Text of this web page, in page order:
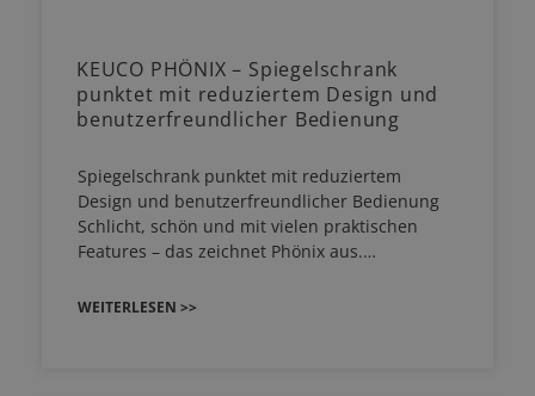
KEUCO PHÖNIX – Spiegelschrank
punktet mit reduziertem Design und
benutzerfreundlicher Bedienung
Spiegelschrank punktet mit reduziertem
Design und benutzerfreundlicher Bedienung
Schlicht, schön und mit vielen praktischen
Features – das zeichnet Phönix aus.…
WEITERLESEN >>